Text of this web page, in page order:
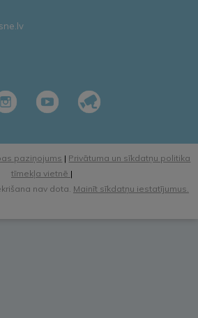
paziņojums | Privātuma un sīkdatņu politika
tīmekļa vietnē |
nav dota. Mainīt sīkdatņu iestatījumus.